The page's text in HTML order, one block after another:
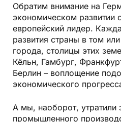
Обратим внимание на
экономическом развитии
европейский лидер.
развития страны в том
города, столицы этих
Кёльн, Гамбург,
Берлин – воплощение
экономического
А мы, наоборот, утратили
промышленного